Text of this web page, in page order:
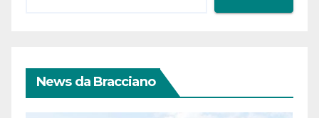
News da Bracciano